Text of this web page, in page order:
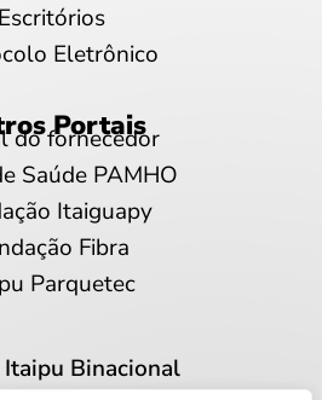
Escritórios
Eletrônico
Portais
do fornecedor
Saúde PAMHO
Itaiguapy
Fibra
Parquetec
Binacional